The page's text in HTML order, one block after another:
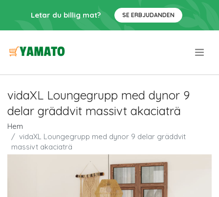
Letar du billig mat? SE ERBJUDANDEN
vidaXL Loungegrupp med dynor 9
delar gräddvit massivt akaciaträ
Hem
vidaXL Loungegrupp med dynor 9 delar gräddvit
massivt akaciaträ